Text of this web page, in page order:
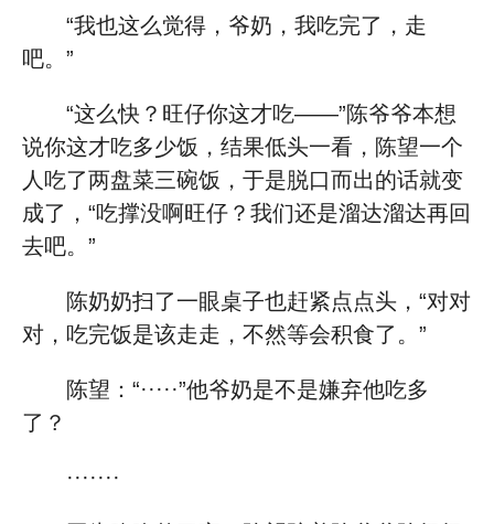
“我也这么觉得，爷奶，我吃完了，走
吧。”
“这么快？旺仔你这才吃——”陈爷爷本想
说你这才吃多少饭，结果低头一看，陈望一个
人吃了两盘菜三碗饭，于是脱口而出的话就变
成了，“吃撑没啊旺仔？我们还是溜达溜达再回
去吧。”
陈奶奶扫了一眼桌子也赶紧点点头，“对对
对，吃完饭是该走走，不然等会积食了。”
陈望：“·····”他爷奶是不是嫌弃他吃多
了？
·······